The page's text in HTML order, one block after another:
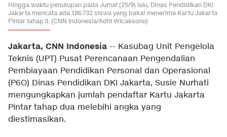
Hingga waktu penutupan pada Jumat (25/9) lalu, Dinas Pendidikan DKI
Jakarta mencata ada 186.732 siswa yang bakal menerima Kartu Jakarta
Pintar tahap II. (CNN Indonesia/Adhi Wicaksono)
Jakarta, CNN Indonesia -- Kasubag Unit Pengelola
Teknis (UPT) Pusat Perencanaan Pengendalian
Pembiayaan Pendidikan Personal dan Operasional
(P6O) Dinas Pendidikan DKI Jakarta, Susie Nurhati
mengungkapkan jumlah pendaftar Kartu Jakarta
Pintar tahap dua melebihi angka yang
diestimasikan.